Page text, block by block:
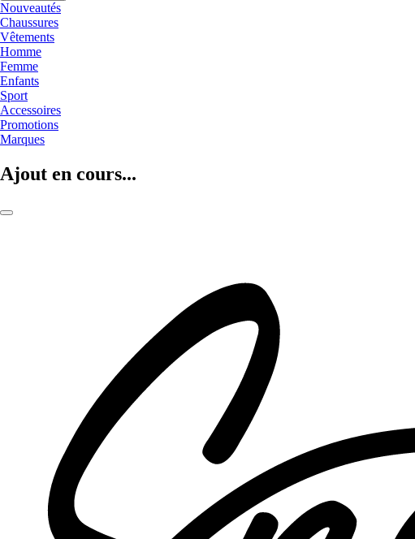
Nouveautés
Chaussures
Vêtements
Homme
Femme
Enfants
Sport
Accessoires
Promotions
Marques
Ajout en cours...